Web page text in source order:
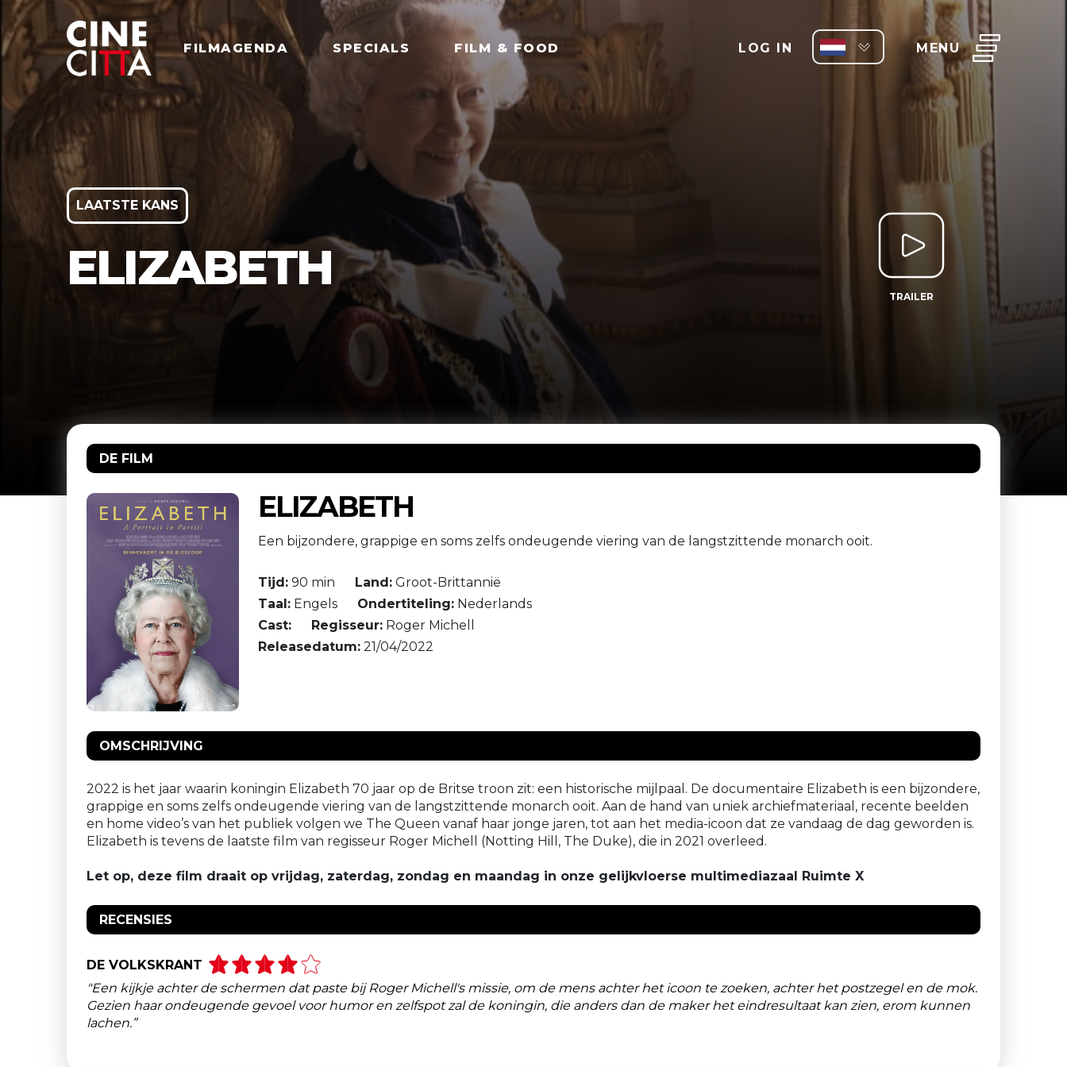
FILMAGENDA SPECIALS FILM & FOOD LOG IN MENU
LAATSTE KANS
ELIZABETH
TRAILER
DE FILM
ELIZABETH
Een bijzondere, grappige en soms zelfs ondeugende viering van de langstzittende monarch ooit.
Tijd: 90 min Land: Groot-Brittannië
Taal: Engels Ondertiteling: Nederlands
Cast:
Regisseur: Roger Michell
Releasedatum: 21/04/2022
OMSCHRIJVING
2022 is het jaar waarin koningin Elizabeth 70 jaar op de Britse troon zit: een historische mijlpaal. De documentaire Elizabeth is een bijzondere,
grappige en soms zelfs ondeugende viering van de langstzittende monarch ooit. Aan de hand van uniek archiefmateriaal, recente beelden
en home video’s van het publiek volgen we The Queen vanaf haar jonge jaren, tot aan het media-icoon dat ze vandaag de dag geworden is.
Elizabeth is tevens de laatste film van regisseur Roger Michell (Notting Hill, The Duke), die in 2021 overleed.
Let op, deze film draait op vrijdag, zaterdag, zondag en maandag in onze gelijkvloerse multimediazaal Ruimte X
RECENSIES
DE VOLKSKRANT
"Een kijkje achter de schermen dat paste bij Roger Michell's missie, om de mens achter het icoon te zoeken, achter het postzegel en de mok.
Gezien haar ondeugende gevoel voor humor en zelfspot zal de koningin, die anders dan de maker het eindresultaat kan zien, erom kunnen
lachen.”